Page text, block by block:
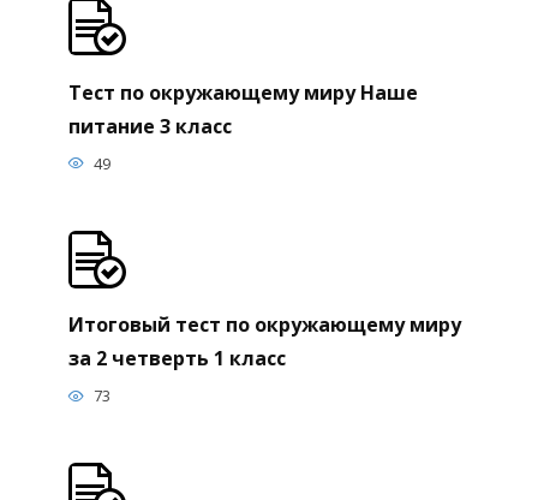
Тест по окружающему миру Наше
питание 3 класс
49
Итоговый тест по окружающему миру
за 2 четверть 1 класс
73